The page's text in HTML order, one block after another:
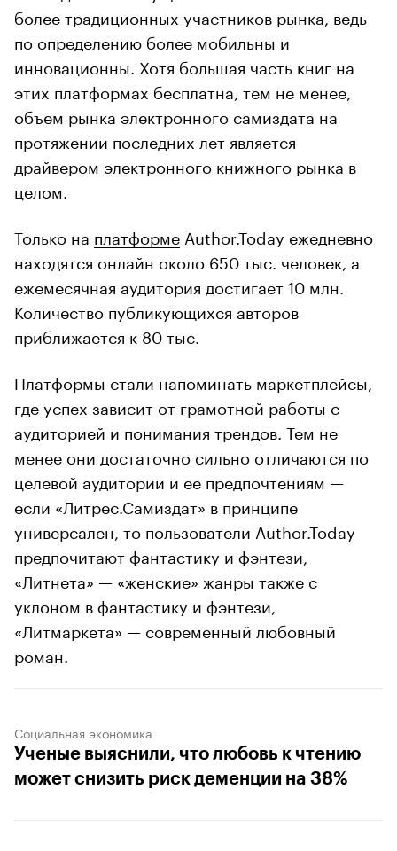
более традиционных участников рынка, ведь
по определению более мобильны и
инновационны. Хотя большая часть книг на
этих платформах бесплатна, тем не менее,
объем рынка электронного самиздата на
протяжении последних лет является
драйвером электронного книжного рынка в
целом.
Только на платформе Author.Today ежедневно
находятся онлайн около 650 тыс. человек, а
ежемесячная аудитория достигает 10 млн.
Количество публикующихся авторов
приближается к 80 тыс.
Платформы стали напоминать маркетплейсы,
где успех зависит от грамотной работы с
аудиторией и понимания трендов. Тем не
менее они достаточно сильно отличаются по
целевой аудитории и ее предпочтениям —
если «Литрес.Самиздат» в принципе
универсален, то пользователи Author.Today
предпочитают фантастику и фэнтези,
«Литнета» — «женские» жанры также с
уклоном в фантастику и фэнтези,
«Литмаркета» — современный любовный
роман.
Социальная экономика
Ученые выяснили, что любовь к чтению
может снизить риск деменции на 38%